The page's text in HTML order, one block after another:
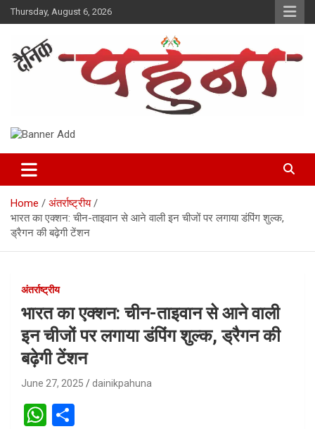
Skip
to
Thursday, August 6, 2026
Dainik Pahuna
Home
अंतर्राष्ट्रीय
भारत का एक्‍शन: चीन-ताइवान से आने वाली इन चीजों पर लगाया डंपिंग शुल्‍क,
ड्रैगन की बढ़ेगी टेंशन
अंतर्राष्ट्रीय
भारत का एक्‍शन: चीन-ताइवान से आने वाली
इन चीजों पर लगाया डंपिंग शुल्‍क, ड्रैगन की
बढ़ेगी टेंशन
June 27, 2025 dainikpahuna
W